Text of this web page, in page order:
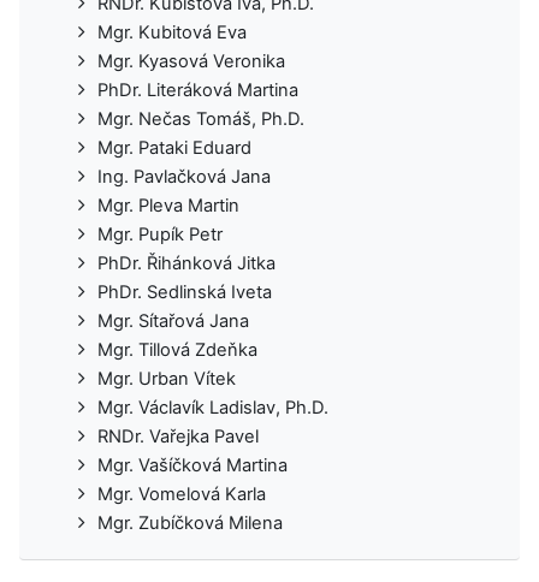
Mgr. Kubitová Eva
Mgr. Kyasová Veronika
PhDr. Literáková Martina
Mgr. Nečas Tomáš, Ph.D.
Mgr. Pataki Eduard
Ing. Pavlačková Jana
Mgr. Pleva Martin
Mgr. Pupík Petr
PhDr. Řihánková Jitka
PhDr. Sedlinská Iveta
Mgr. Sítařová Jana
Mgr. Tillová Zdeňka
Mgr. Urban Vítek
Mgr. Václavík Ladislav, Ph.D.
RNDr. Vařejka Pavel
Mgr. Vašíčková Martina
Mgr. Vomelová Karla
Mgr. Zubíčková Milena